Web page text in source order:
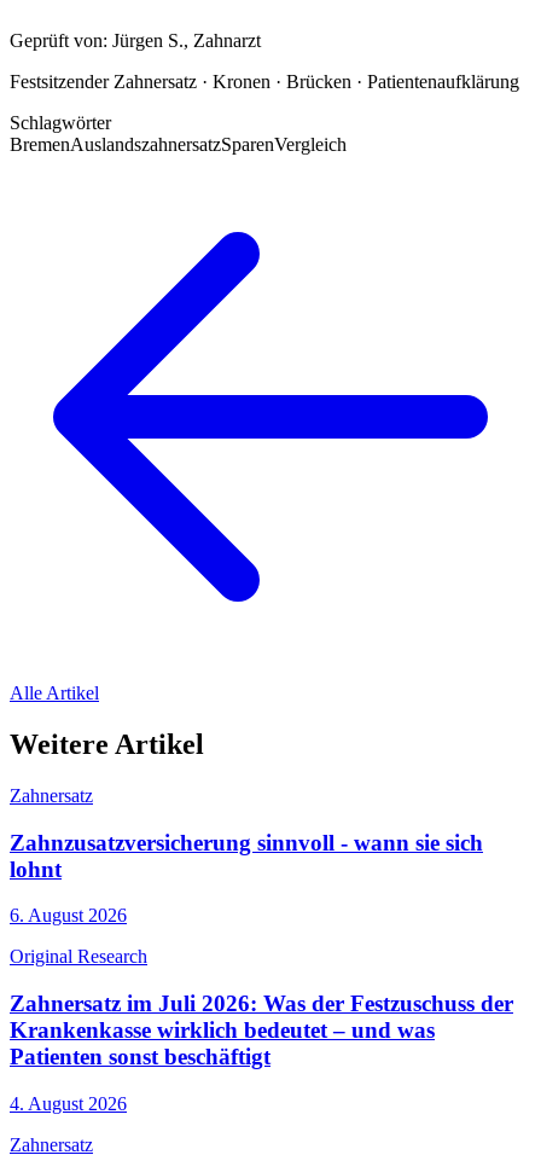
Geprüft von: Jürgen S., Zahnarzt
Festsitzender Zahnersatz · Kronen · Brücken · Patientenaufklärung
Schlagwörter
BremenAuslandszahnersatzSparenVergleich
Alle Artikel
Weitere Artikel
Zahnersatz
Zahnzusatzversicherung sinnvoll - wann sie sich
lohnt
6. August 2026
Original Research
Zahnersatz im Juli 2026: Was der Festzuschuss der
Krankenkasse wirklich bedeutet – und was
Patienten sonst beschäftigt
4. August 2026
Zahnersatz